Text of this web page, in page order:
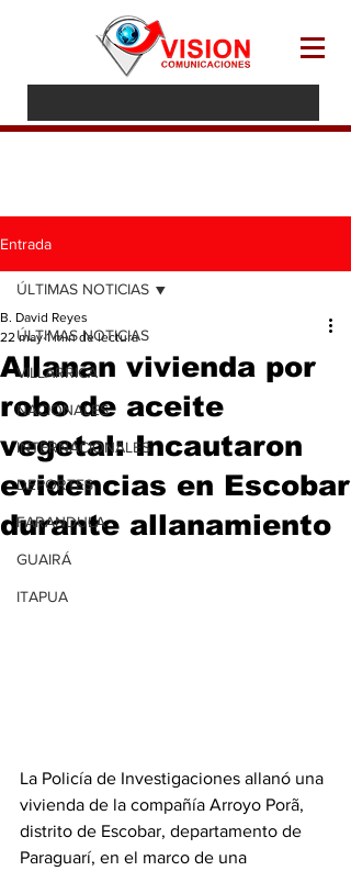
Entrada
ÚLTIMAS NOTICIAS
VILLARRICA
NACIONALES
INTERNACIONALES
DEPORTES
FARANDULA
GUAIRÁ
ITAPUA
ÚLTIMAS NOTICIAS
Allanan vivienda por
robo de aceite
vegetal: Incautaron
evidencias en Escobar
durante allanamiento
B. David Reyes
22 may 1 min de lectura
La Policía de Investigaciones allanó una
vivienda de la compañía Arroyo Porã,
distrito de Escobar, departamento de
Paraguarí, en el marco de una